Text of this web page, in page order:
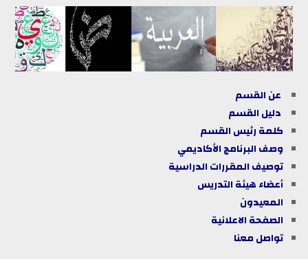
عن القسم
دليل القسم
كلمة رئيس القسم
وصف البرنامج الأكاديمي
توصيف المقررات الدراسية
أعضاء هيئة التدريس
المعيدون
الصفحة الاعلانية
تواصل معنا